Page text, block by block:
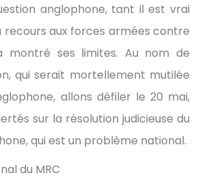
anglophone, tant il est vrai
recours aux forces armées contre
montré ses limites. Au nom de
qui serait mortellement mutilée
allons défiler le 20 mai,
sur la résolution judicieuse du
qui est un problème national.
du MRC